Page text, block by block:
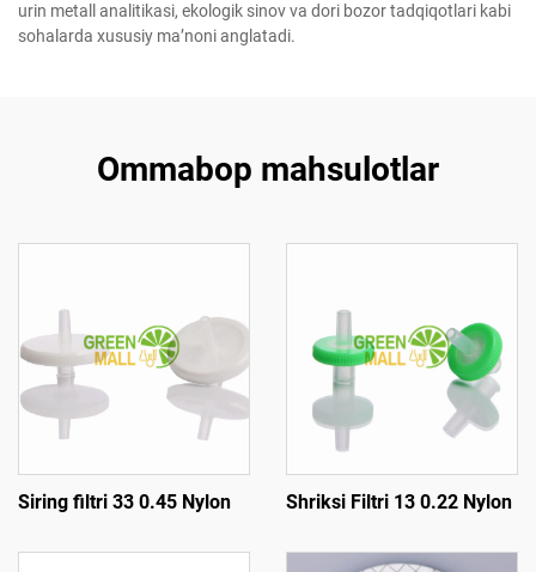
urin metall analitikasi, ekologik sinov va dori bozor tadqiqotlari kabi
sohalarda xususiy ma’noni anglatadi.
Ommabop mahsulotlar
Siring filtri 33 0.45 Nylon Shriksi Filtri 13 0.22 Nylon